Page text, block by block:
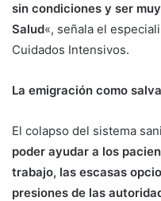
sin condiciones y ser
Salud«, señala el
Cuidados Intensivos.
La emigración como
El colapso del sistema
poder ayudar a los
trabajo, las escasas
presiones de las